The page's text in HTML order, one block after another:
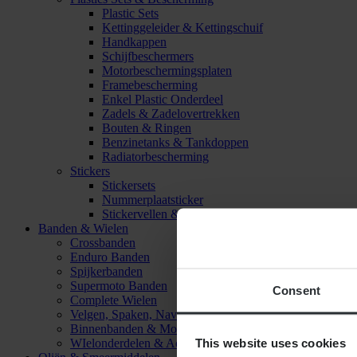
Consent
This website uses cookies
Plastic Sets
Kettinggeleider & Kettingschuif
Handkappen
Schijfbeschermers
Motorbeschermingsplaten
Framebescherming
Enkel Plastic Onderdeel
Zadels & Zadelovertrekken
Bouten & Ringen
Benzinetanks & Tankdoppen
Radiatorbescherming
Stickers
Stickersets
Nummerplaatsticker
Stickervellen & Stickers
Banden & Wielen
Crossbanden
Enduro Banden
Spijkerbanden
Supermoto Banden
Complete Wielen
Velgen, Spaken, Naven & Lagers
Binnenbanden & Mousses
WIelonderdelen & Accessoires